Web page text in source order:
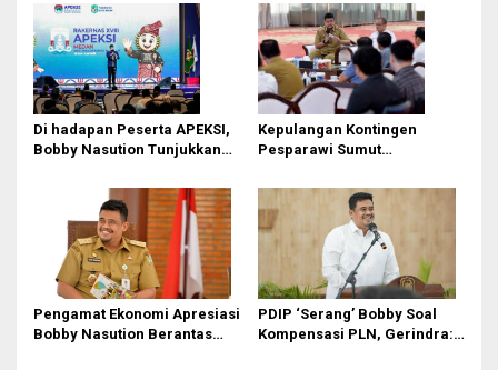
Lewat Extra Flight
Di hadapan Peserta APEKSI,
Bobby Nasution Tunjukkan
Medan di Eranya
Kepulangan Kontingen
Pesparawi Sumut
Langsung Ambil Langkah
Pengamat Ekonomi Apresiasi
Bobby Nasution Berantas
PDIP ‘Serang’ Bobby Soal
Kompensasi PLN, Gerindra: